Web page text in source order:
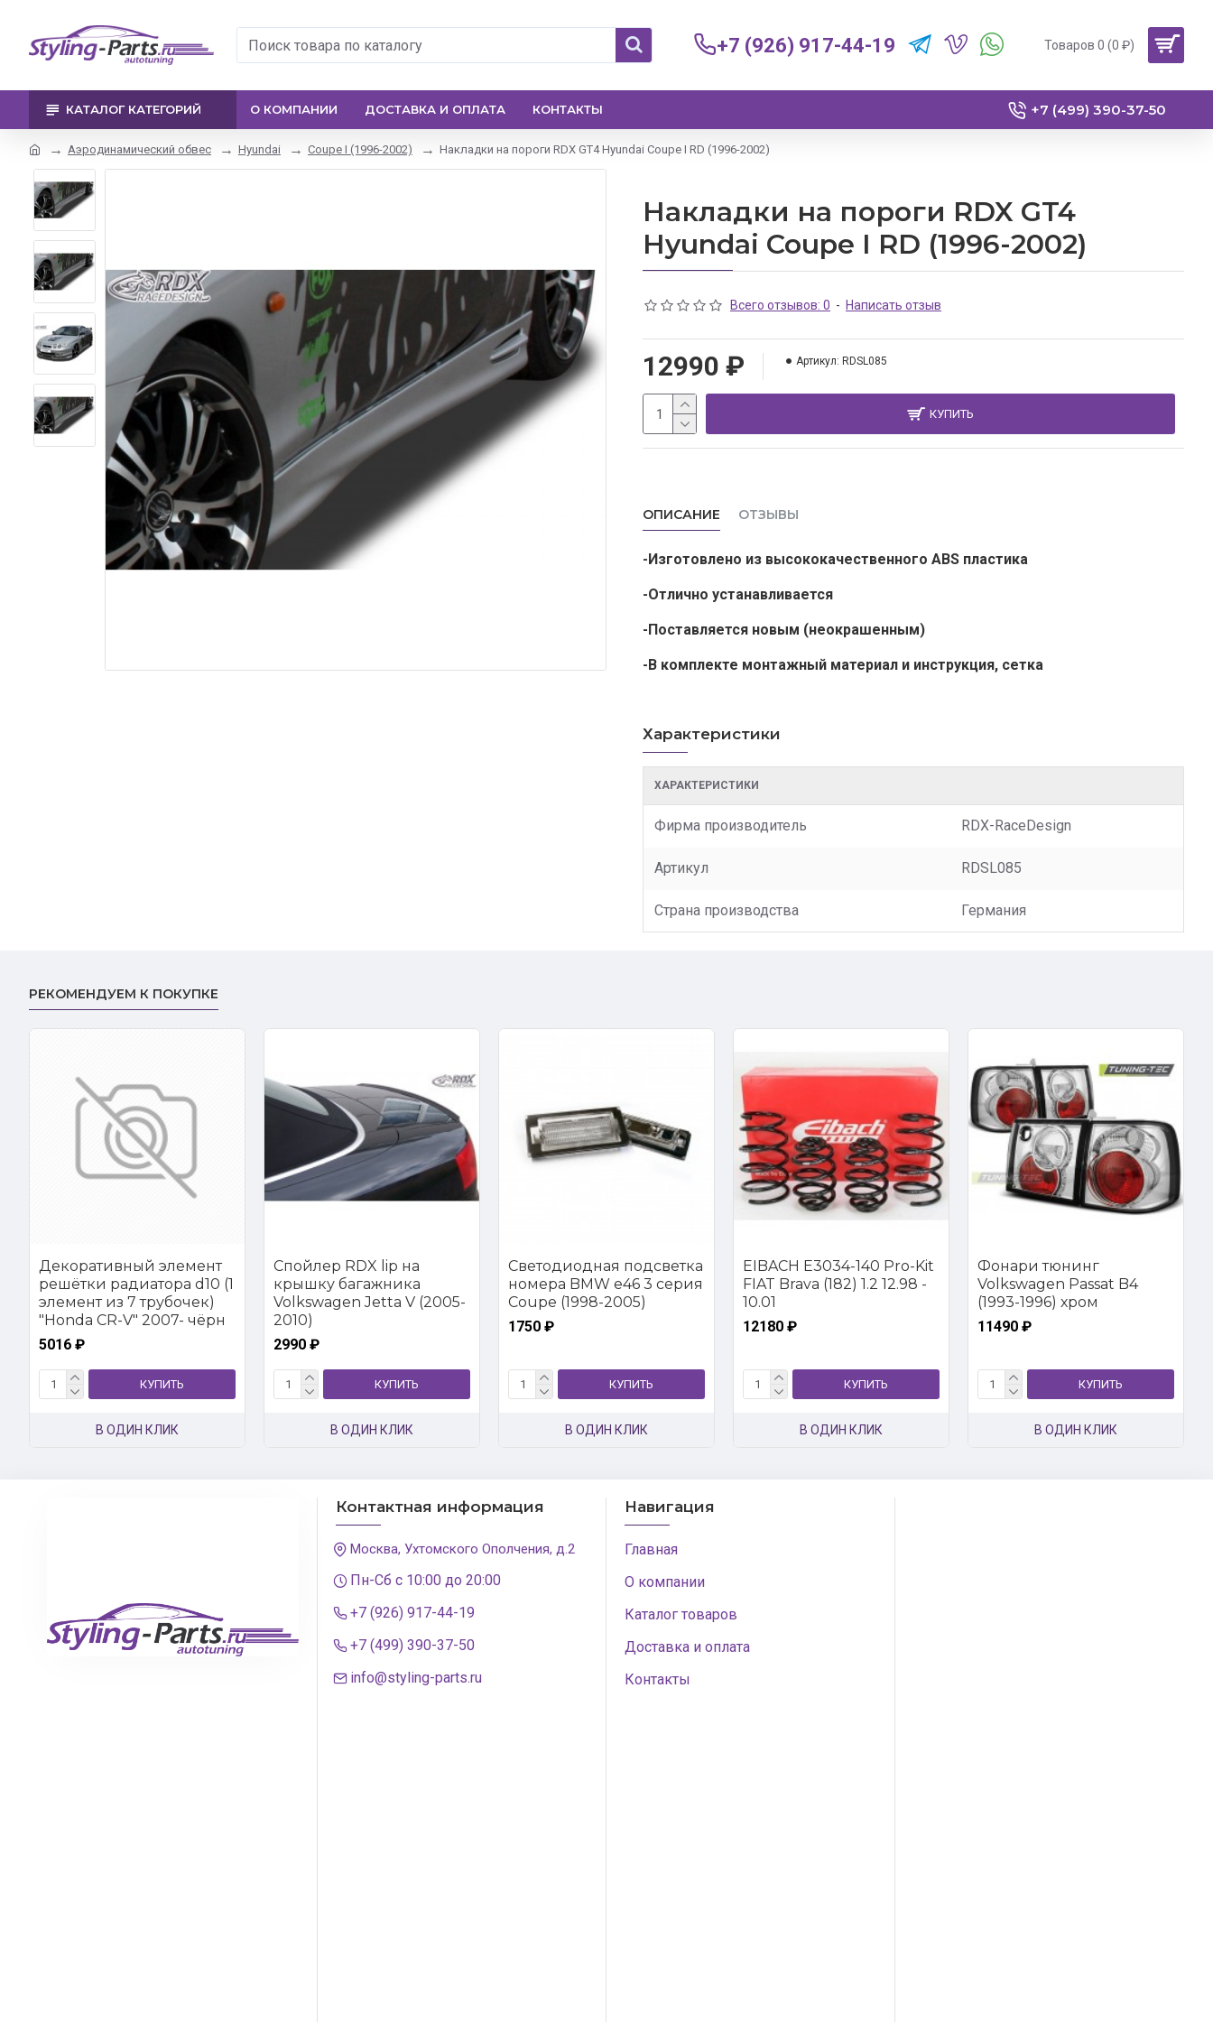
+7 (926) 917-44-19 Товаров 0 (0 ₽)
КАТАЛОГ КАТЕГОРИЙ О КОМПАНИИ ДОСТАВКА И ОПЛАТА КОНТАКТЫ +7 (499) 390-37-50
Аэродинамический обвес Hyundai Coupe I (1996-2002) Накладки на пороги RDX GT4 Hyundai Coupe I RD (1996-2002)
Накладки на пороги RDX GT4
Hyundai Coupe I RD (1996-2002)
Всего отзывов: 0 - Написать отзыв
12990 ₽ Артикул: RDSL085
КУПИТЬ
ОПИСАНИЕ ОТЗЫВЫ
-Изготовлено из высококачественного ABS пластика
-Отлично устанавливается
-Поставляется новым (неокрашенным)
-В комплекте монтажный материал и инструкция, сетка
Характеристики
ХАРАКТЕРИСТИКИ
Фирма производитель RDX-RaceDesign
Артикул RDSL085
Страна производства Германия
РЕКОМЕНДУЕМ К ПОКУПКЕ
Декоративный элемент
решётки радиатора d10 (1
элемент из 7 трубочек)
"Honda CR-V" 2007- чёрн
5016 ₽
КУПИТЬ
В ОДИН КЛИК
Спойлер RDX lip на
крышку багажника
Volkswagen Jetta V (2005-
2010)
2990 ₽
КУПИТЬ
В ОДИН КЛИК
Светодиодная подсветка
номера BMW e46 3 серия
Coupe (1998-2005)
1750 ₽
КУПИТЬ
В ОДИН КЛИК
EIBACH E3034-140 Pro-Kit
FIAT Brava (182) 1.2 12.98 -
10.01
12180 ₽
КУПИТЬ
В ОДИН КЛИК
Фонари тюнинг
Volkswagen Passat B4
(1993-1996) хром
11490 ₽
КУПИТЬ
В ОДИН КЛИК
Контактная информация
Москва, Ухтомского Ополчения, д.2
Пн-Сб с 10:00 до 20:00
+7 (926) 917-44-19
+7 (499) 390-37-50
info@styling-parts.ru
Навигация
Главная
О компании
Каталог товаров
Доставка и оплата
Контакты